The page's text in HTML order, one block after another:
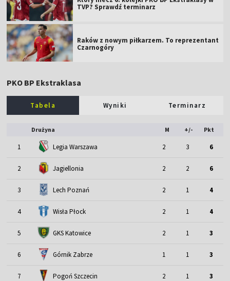
TVP? Sprawdź terminarz
Raków z nowym piłkarzem. To reprezentant
Czarnogóry
PKO BP Ekstraklasa
Tabela Wyniki Terminarz
Drużyna M +/- Pkt
1 Legia Warszawa 2 3 6
2 Jagiellonia 2 2 6
3 Lech Poznań 2 1 4
4 Wisła Płock 2 1 4
5 GKS Katowice 2 1 3
6 Górnik Zabrze 1 1 3
7 Pogoń Szczecin 2 1 3